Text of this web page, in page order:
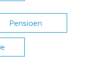
Pensioen